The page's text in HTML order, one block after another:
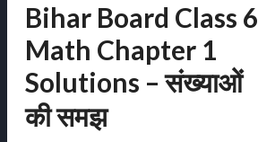
Bihar Board Class 6
Math Chapter 1
Solutions – संख्याओं
की समझ